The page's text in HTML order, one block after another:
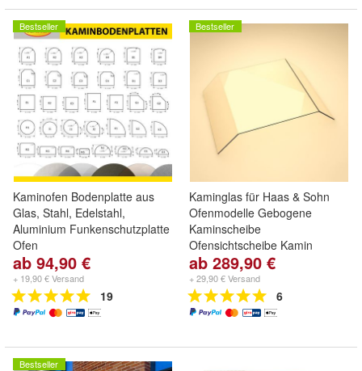
Bestseller
Kaminofen Bodenplatte aus
Glas, Stahl, Edelstahl,
Aluminium Funkenschutzplatte
Ofen
ab 94,90 €
+ 19,90 € Versand
19
Bestseller
Kaminglas für Haas & Sohn
Ofenmodelle Gebogene
Kaminscheibe
Ofensichtscheibe Kamin
ab 289,90 €
+ 29,90 € Versand
6
Bestseller